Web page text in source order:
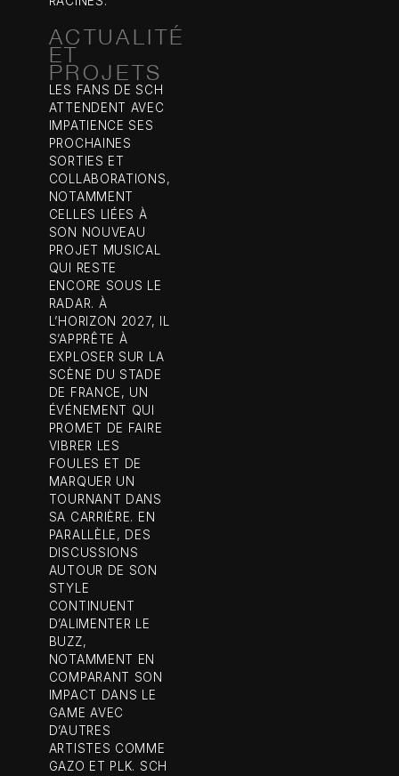
ACTUALITÉ
ET
PROJETS
LES FANS DE SCH
ATTENDENT AVEC
IMPATIENCE SES
PROCHAINES
SORTIES ET
COLLABORATIONS,
NOTAMMENT
CELLES LIÉES À
SON NOUVEAU
PROJET MUSICAL
QUI RESTE
ENCORE SOUS LE
RADAR. À
L’HORIZON 2027, IL
S’APPRÊTE À
EXPLOSER SUR LA
SCÈNE DU STADE
DE FRANCE, UN
ÉVÉNEMENT QUI
PROMET DE FAIRE
VIBRER LES
FOULES ET DE
MARQUER UN
TOURNANT DANS
SA CARRIÈRE. EN
PARALLÈLE, DES
DISCUSSIONS
AUTOUR DE SON
STYLE
CONTINUENT
D’ALIMENTER LE
BUZZ,
NOTAMMENT EN
COMPARANT SON
IMPACT DANS LE
GAME AVEC
D’AUTRES
ARTISTES COMME
GAZO ET PLK. SCH